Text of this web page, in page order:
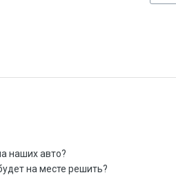
наших авто?
на месте решить?